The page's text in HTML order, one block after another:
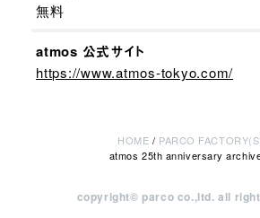
無料
atmos 公式サイト
https://www.atmos-tokyo.com/
HOME
PARCO
atmos 25th anniversary
copyright© parco co.,ltd. all